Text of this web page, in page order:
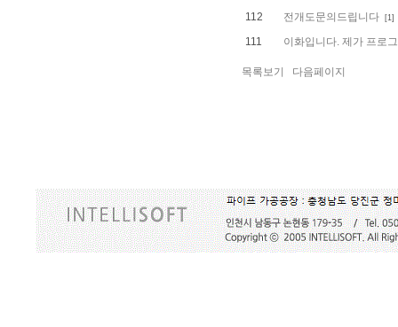
112
전개도문의드립니다 [1]
111 이화입니다. 제가 프로
목록보기 다음페이지